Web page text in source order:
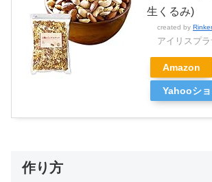
生くるみ)
created by Rinker
アイリスプ
Amazon
Yahooシ
作り方